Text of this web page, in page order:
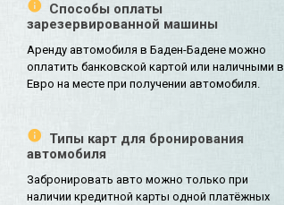
Способы оплаты
зарезервированной машины
Аренду автомобиля в Баден-Бадене можно
оплатить банковской картой или наличными в
Евро на месте при получении автомобиля.
Типы карт для бронирования
автомобиля
Забронировать авто можно только при
наличии кредитной карты одной платёжных